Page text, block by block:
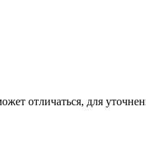
отличаться, для